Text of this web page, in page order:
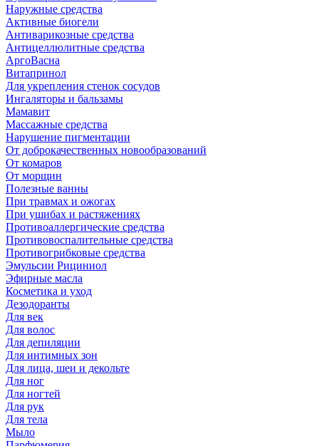
Наружные средства
Активные биогели
Антиварикозные средства
Антицеллюлитные средства
АргоВасна
Витапринол
Для укрепления стенок сосудов
Ингаляторы и бальзамы
Мамавит
Массажные средства
Нарушение пигментации
От доброкачественных новообразований
От комаров
От морщин
Полезные ванны
При травмах и ожогах
При ушибах и растяжениях
Противоаллергические средства
Противовоспалительные средства
Противогрибковые средства
Эмульсии Рициниол
Эфирные масла
Косметика и уход
Дезодоранты
Для век
Для волос
Для депиляции
Для интимных зон
Для лица, шеи и декольте
Для ног
Для ногтей
Для рук
Для тела
Мыло